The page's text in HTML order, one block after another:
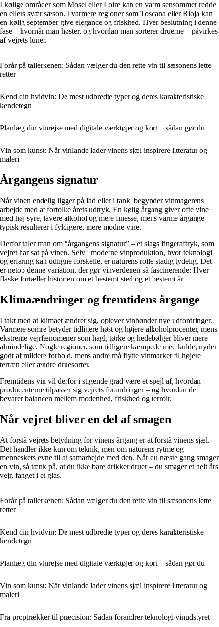
I kølige områder som Mosel eller Loire kan en varm sensommer redde
en ellers svær sæson. I varmere regioner som Toscana eller Rioja kan
en kølig september give elegance og friskhed. Hver beslutning i denne
fase – hvornår man høster, og hvordan man sorterer druerne – påvirkes
af vejrets luner.
Forår på tallerkenen: Sådan vælger du den rette vin til sæsonens lette
retter
Kend din hvidvin: De mest udbredte typer og deres karakteristiske
kendetegn
Planlæg din vinrejse med digitale værktøjer og kort – sådan gør du
Vin som kunst: Når vinlande lader vinens sjæl inspirere litteratur og
maleri
Årgangens signatur
Når vinen endelig ligger på fad eller i tank, begynder vinmagerens
arbejde med at fortolke årets udtryk. En kølig årgang giver ofte vine
med høj syre, lavere alkohol og mere finesse, mens varme årgange
typisk resulterer i fyldigere, mere modne vine.
Derfor taler man om “årgangens signatur” – et slags fingeraftryk, som
vejret har sat på vinen. Selv i moderne vinproduktion, hvor teknologi
og erfaring kan udligne forskelle, er naturens rolle stadig tydelig. Det
er netop denne variation, der gør vinverdenen så fascinerende: Hver
flaske fortæller historien om et bestemt sted og et bestemt år.
Klimaændringer og fremtidens årgange
I takt med at klimaet ændrer sig, oplever vinbønder nye udfordringer.
Varmere somre betyder tidligere høst og højere alkoholprocenter, mens
ekstreme vejrfænomener som hagl, tørke og hedebølger bliver mere
almindelige. Nogle regioner, som tidligere kæmpede med kulde, nyder
godt af mildere forhold, mens andre må flytte vinmarker til højere
terræn eller ændre druesorter.
Fremtidens vin vil derfor i stigende grad være et spejl af, hvordan
producenterne tilpasser sig vejrets forandringer – og hvordan de
bevarer balancen mellem modenhed, friskhed og terroir.
Når vejret bliver en del af smagen
At forstå vejrets betydning for vinens årgang er at forstå vinens sjæl.
Det handler ikke kun om teknik, men om naturens rytme og
menneskets evne til at samarbejde med den. Når du næste gang smager
en vin, så tænk på, at du ikke bare drikker druer – du smager et helt års
vejr, fanget i et glas.
Forår på tallerkenen: Sådan vælger du den rette vin til sæsonens lette
retter
Kend din hvidvin: De mest udbredte typer og deres karakteristiske
kendetegn
Planlæg din vinrejse med digitale værktøjer og kort – sådan gør du
Vin som kunst: Når vinlande lader vinens sjæl inspirere litteratur og
maleri
Fra proptrækker til præcision: Sådan forandrer teknologi vinudstyret